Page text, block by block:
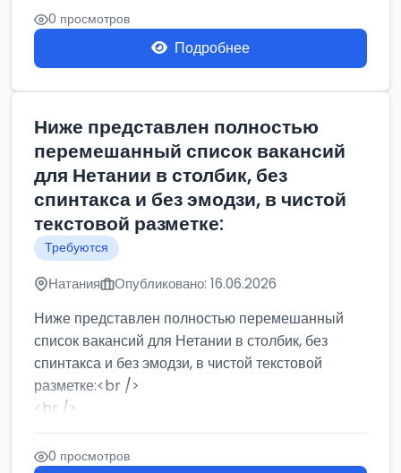
0 просмотров
Подробнее
Ниже представлен полностью
перемешанный список вакансий
для Нетании в столбик, без
спинтакса и без эмодзи, в чистой
текстовой разметке:
Требуются
Натания Опубликовано: 16.06.2026
Ниже представлен полностью перемешанный
список вакансий для Нетании в столбик, без
спинтакса и без эмодзи, в чистой текстовой
разметке:<br />
<br />
Работа в Нетании на мебельном производстве:
требу...
0 просмотров